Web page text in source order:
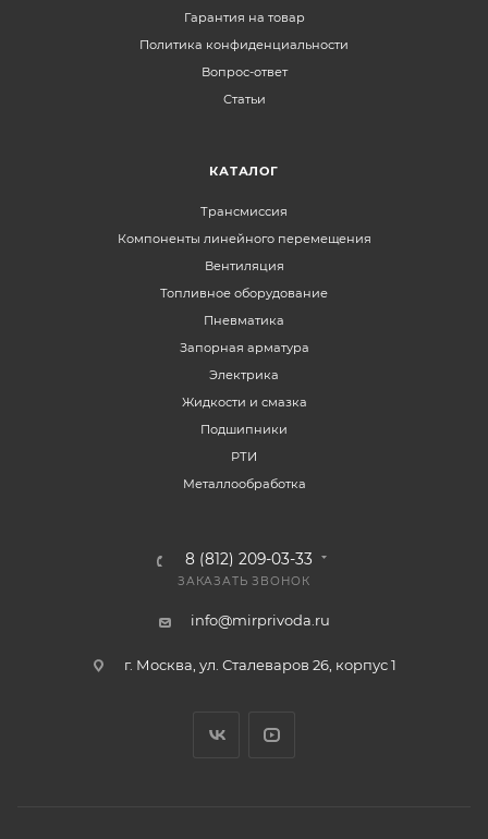
Гарантия на товар
Политика конфиденциальности
Вопрос-ответ
Статьи
КАТАЛОГ
Трансмиссия
Компоненты линейного перемещения
Вентиляция
Топливное оборудование
Пневматика
Запорная арматура
Электрика
Жидкости и смазка
Подшипники
РТИ
Металлообработка
8 (812) 209-03-33
ЗАКАЗАТЬ ЗВОНОК
info@mirprivoda.ru
г. Москва, ул. Сталеваров 26, корпус 1